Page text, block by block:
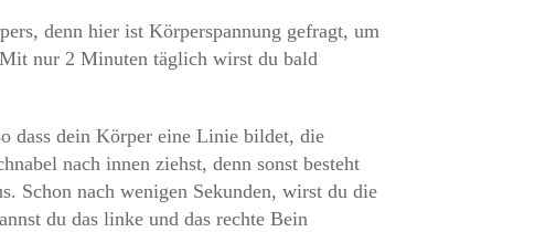
denn hier ist Körperspannung gefragt, um
nur 2 Minuten täglich wirst du bald
dass dein Körper eine Linie bildet, die
nach innen ziehst, denn sonst besteht
Schon nach wenigen Sekunden, wirst du die
du das linke und das rechte Bein